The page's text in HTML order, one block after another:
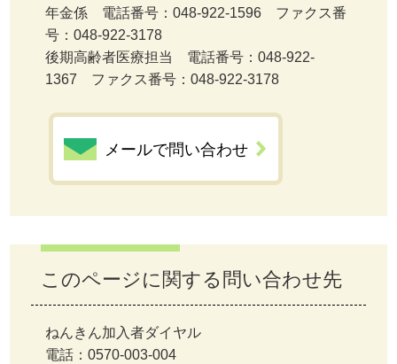
年金係 電話番号：048-922-1596 ファクス番
号：048-922-3178
後期高齢者医療担当 電話番号：048-922-
1367 ファクス番号：048-922-3178
メールで問い合わせ
このページに関する問い合わせ先
ねんきん加入者ダイヤル
電話：0570-003-004